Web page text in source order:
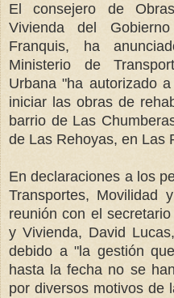
El consejero de
Vivienda del
Franquis, ha
Ministerio de
Urbana "ha autorizado
iniciar las obras de
barrio de Las
de Las Rehoyas, en Las
En declaraciones a los
Transportes, Movilidad
reunión con el
y Vivienda, David
debido a "la gestión
hasta la fecha no se
por diversos motivos de